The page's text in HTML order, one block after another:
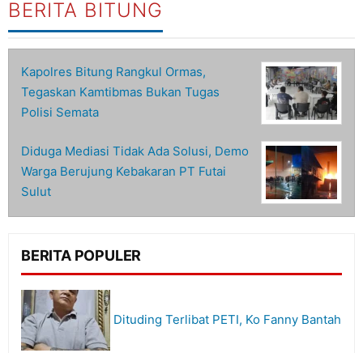
BERITA BITUNG
Kapolres Bitung Rangkul Ormas,
Tegaskan Kamtibmas Bukan Tugas
Polisi Semata
Diduga Mediasi Tidak Ada Solusi, Demo
Warga Berujung Kebakaran PT Futai
Sulut
BERITA POPULER
Dituding Terlibat PETI, Ko Fanny Bantah